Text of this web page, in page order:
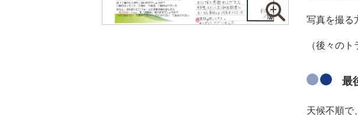
写真を撮る
（後々の
最
天候不順で